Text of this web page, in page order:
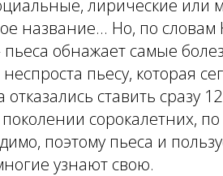
лирические или
название... Но, по
пьеса обнажает самые
пьесу, которая
отказались ставить сразу
поколении сорокалетних,
поэтому пьеса и
узнают свою.